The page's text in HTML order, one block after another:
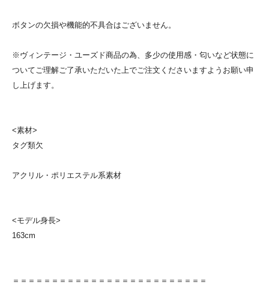
ボタンの欠損や機能的不具合はございません。
※ヴィンテージ・ユーズド商品の為、多少の使用感・匂いなど状態に
ついてご理解ご了承いただいた上でご注文くださいますようお願い申
し上げます。
<素材>
タグ類欠
アクリル・ポリエステル系素材
<モデル身長>
163cm
＝＝＝＝＝＝＝＝＝＝＝＝＝＝＝＝＝＝＝＝＝＝＝＝＝